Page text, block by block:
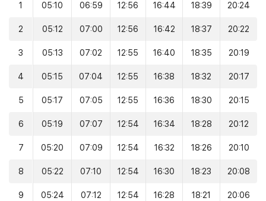
1 05:10 06:59 12:56 16:44 18:39 20:24
2 05:12 07:00 12:56 16:42 18:37 20:22
3 05:13 07:02 12:55 16:40 18:35 20:19
4 05:15 07:04 12:55 16:38 18:32 20:17
5 05:17 07:05 12:55 16:36 18:30 20:15
6 05:19 07:07 12:54 16:34 18:28 20:12
7 05:20 07:09 12:54 16:32 18:26 20:10
8 05:22 07:10 12:54 16:30 18:23 20:08
9 05:24 07:12 12:54 16:28 18:21 20:06